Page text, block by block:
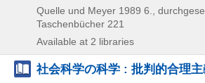
Quelle und Meyer 1989 6.,
Taschenbücher 221
Available at 2 libraries
社会科学の科学 : 批判的合理